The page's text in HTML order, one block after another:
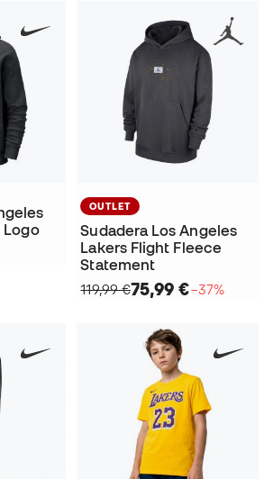
Logo
OUTLET
Sudadera Los Angeles
Lakers Flight Fleece
Statement
119,99 €75,99 €−37%